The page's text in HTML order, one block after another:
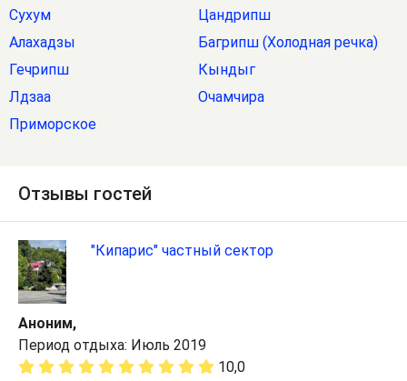
Сухум
Цандрипш
Алахадзы
Багрипш (Холодная речка)
Гечрипш
Кындыг
Лдзаа
Очамчира
Приморское
Отзывы гостей
"Кипарис" частный сектор
Аноним,
Период отдыха: Июль 2019
10,0